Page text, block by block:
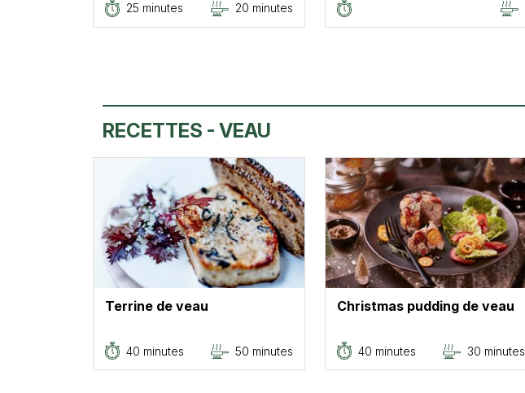
25 minutes 20 minutes
RECETTES - VEAU
Terrine de veau
40 minutes 50 minutes
Christmas pudding de veau
40 minutes 30 minutes